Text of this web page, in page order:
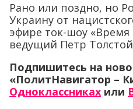
Рано или поздно, но
Украину от
эфире ток-шоу «Время
ведущий Петр
Подпишитесь на
«ПолитНавигатор –
Одноклассниках или